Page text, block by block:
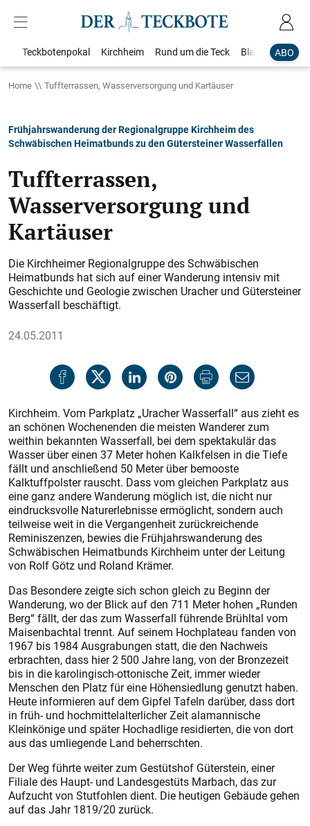
ABO
Teckbotenpokal Kirchheim Rund um die Teck Blaulicht
Home Tuffterrassen, Wasserversorgung und Kartäuser
Frühjahrswanderung der Regionalgruppe Kirchheim des
Schwäbischen Heimatbunds zu den Gütersteiner Wasserfällen
Tuffterrassen,
Wasserversorgung und
Kartäuser
Die Kirchheimer Regionalgruppe des Schwäbischen
Heimatbunds hat sich auf einer Wanderung intensiv mit
Geschichte und Geologie zwischen Uracher und Gütersteiner
Wasserfall beschäftigt.
24.05.2011
Kirchheim. Vom Parkplatz „Uracher Wasserfall“ aus zieht es
an schönen Wochenenden die meisten Wanderer zum
weithin bekannten Wasserfall, bei dem spektakulär das
Wasser über einen 37 Meter hohen Kalkfelsen in die Tiefe
fällt und anschließend 50 Meter über bemooste
Kalktuffpolster rauscht. Dass vom gleichen Parkplatz aus
eine ganz andere Wanderung möglich ist, die nicht nur
eindrucksvolle Naturerlebnisse ermöglicht, sondern auch
teilweise weit in die Vergangenheit zurückreichende
Reminiszenzen, bewies die Frühjahrswanderung des
Schwäbischen Heimatbunds Kirchheim unter der Leitung
von Rolf Götz und Roland Krämer.
Das Besondere zeigte sich schon gleich zu Beginn der
Wanderung, wo der Blick auf den 711 Meter hohen „Runden
Berg“ fällt, der das zum Wasserfall führende Brühltal vom
Maisenbachtal trennt. Auf seinem Hochplateau fanden von
1967 bis 1984 Ausgrabungen statt, die den Nachweis
erbrachten, dass hier 2 500 Jahre lang, von der Bronzezeit
bis in die karolingisch-ottonische Zeit, immer wieder
Menschen den Platz für eine Höhensiedlung genutzt haben.
Heute informieren auf dem Gipfel Tafeln darüber, dass dort
in früh- und hochmittelalterlicher Zeit alamannische
Kleinkönige und später Hochadlige residierten, die von dort
aus das umliegende Land beherrschten.
Der Weg führte weiter zum Gestütshof Güterstein, einer
Filiale des Haupt- und Landesgestüts Marbach, das zur
Aufzucht von Stutfohlen dient. Die heutigen Gebäude gehen
auf das Jahr 1819/20 zurück.